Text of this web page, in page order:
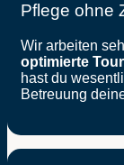
Pflege ohne
Wir arbeiten
optimierte
hast du
Betreuung